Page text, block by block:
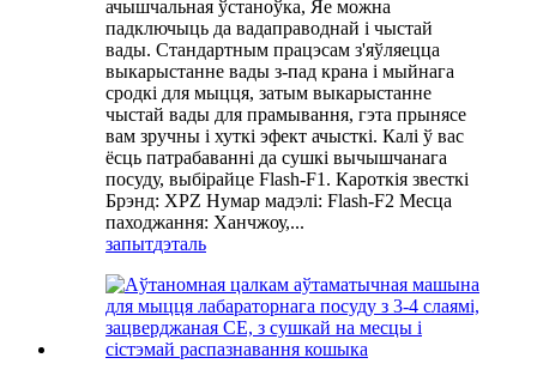
ачышчальная ўстаноўка, Яе можна
падключыць да вадаправоднай і чыстай
вады. Стандартным працэсам з'яўляецца
выкарыстанне вады з-пад крана і мыйнага
сродкі для мыцця, затым выкарыстанне
чыстай вады для прамывання, гэта прынясе
вам зручны і хуткі эфект ачысткі. Калі ў вас
ёсць патрабаванні да сушкі вычышчанага
посуду, выбірайце Flash-F1. Кароткія звесткі
Брэнд: XPZ Нумар мадэлі: Flash-F2 Месца
паходжання: Ханчжоу,...
запытдэталь